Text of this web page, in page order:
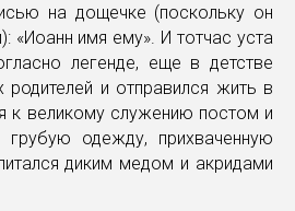
на дощечке (поскольку он
«Иоанн имя ему». И тотчас уста
легенде, еще в детстве
родителей и отправился жить в
к великому служению постом и
одежду, прихваченную
диким медом и акридами